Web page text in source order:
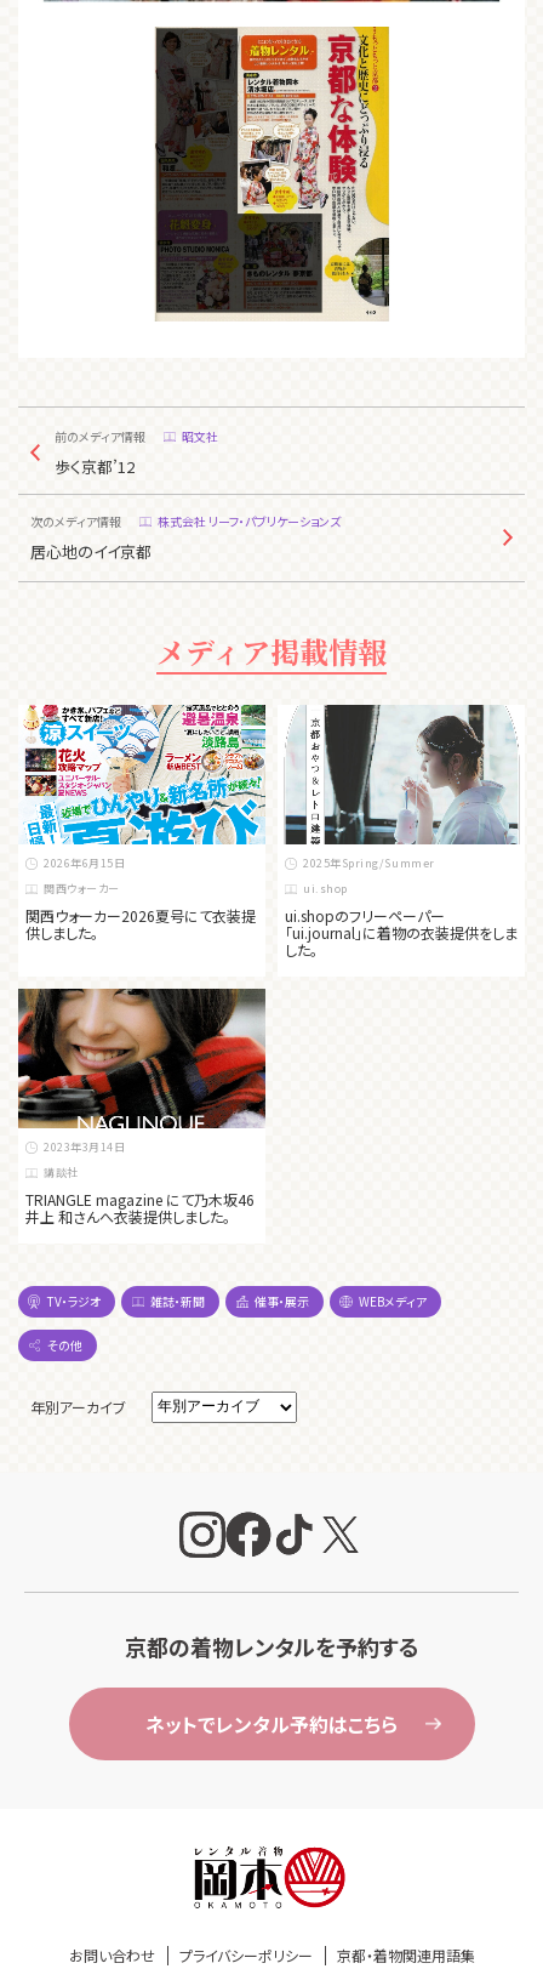
前のメディア情報 昭文社
歩く京都’12
次のメディア情報 株式会社 リーフ・パブリケーションズ
居心地のイイ京都
メディア掲載情報
2026年6月15日
関西ウォーカー
関西ウォーカー2026夏号にて衣装提
供しました。
2025年Spring/Summer
ui.shop
ui.shopのフリーペーパー
「ui.journal」に着物の衣装提供をしま
した。
2023年3月14日
講談社
TRIANGLE magazine にて乃木坂46
井上 和さんへ衣装提供しました。
TV・ラジオ 雑誌・新聞 催事・展示 WEBメディア
その他
年別アーカイブ
京都の着物レンタルを予約する
ネットでレンタル予約はこちら
お問い合わせ プライバシーポリシー 京都・着物関連用語集